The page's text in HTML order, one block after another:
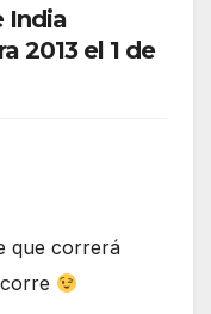
India
2013 el 1 de
que correrá